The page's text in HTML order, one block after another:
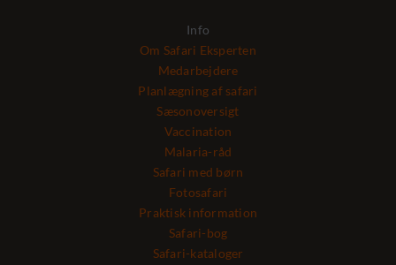
Info
Om Safari Eksperten
Medarbejdere
Planlægning af safari
Sæsonoversigt
Vaccination
Malaria-råd
Safari med børn
Fotosafari
Praktisk information
Safari-bog
Safari-kataloger